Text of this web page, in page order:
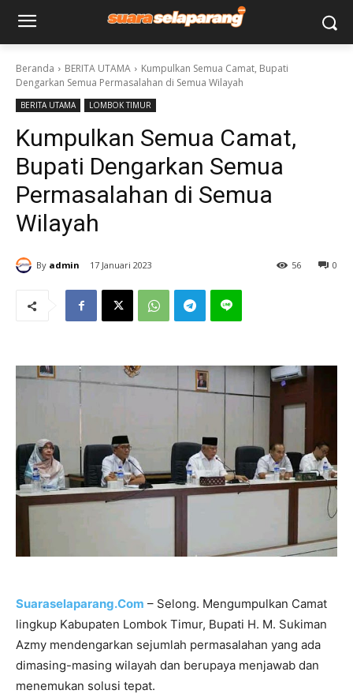
Beranda BERITA UTAMA
Kumpulkan Semua Camat, Bupati
Dengarkan Semua Permasalahan di Semua Wilayah
BERITA UTAMA LOMBOK TIMUR
Kumpulkan Semua Camat,
Bupati Dengarkan Semua
Permasalahan di Semua
Wilayah
By admin 17 Januari 2023 0
56
Suaraselaparang.Com – Selong. Mengumpulkan Camat
lingkup Kabupaten Lombok Timur, Bupati H. M. Sukiman
Azmy mendengarkan sejumlah permasalahan yang ada
dimasing-masing wilayah dan berupaya menjawab dan
menemukan solusi tepat.